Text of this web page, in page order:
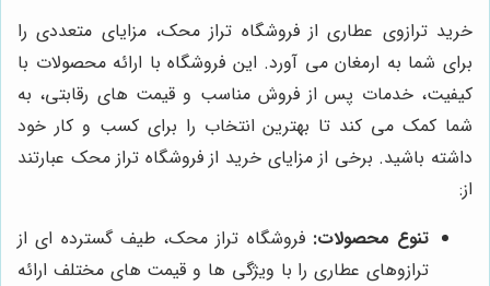
خرید ترازوی عطاری از فروشگاه تراز محک، مزایای متعددی را
برای شما به ارمغان می آورد. این فروشگاه با ارائه محصولات با
کیفیت، خدمات پس از فروش مناسب و قیمت های رقابتی، به
شما کمک می کند تا بهترین انتخاب را برای کسب و کار خود
داشته باشید. برخی از مزایای خرید از فروشگاه تراز محک عبارتند
از:
تنوع محصولات: فروشگاه تراز محک، طیف گسترده ای از
ترازوهای عطاری را با ویژگی ها و قیمت های مختلف ارائه